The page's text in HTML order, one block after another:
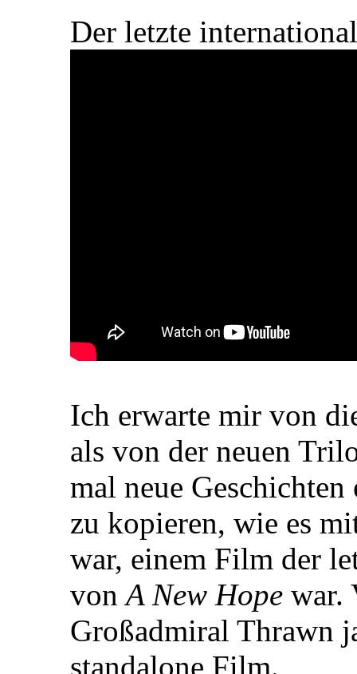
Der letzte
Ich erwarte mir von
als von der neuen
mal neue
zu kopieren, wie es
war, einem Film der
von A New Hope war.
Großadmiral Thrawn
standalone Film.